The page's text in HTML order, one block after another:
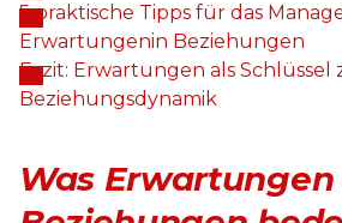
5 praktische Tipps für das
Erwartungenin Beziehungen
Fazit: Erwartungen als
Beziehungsdynamik
Was Erwartungen